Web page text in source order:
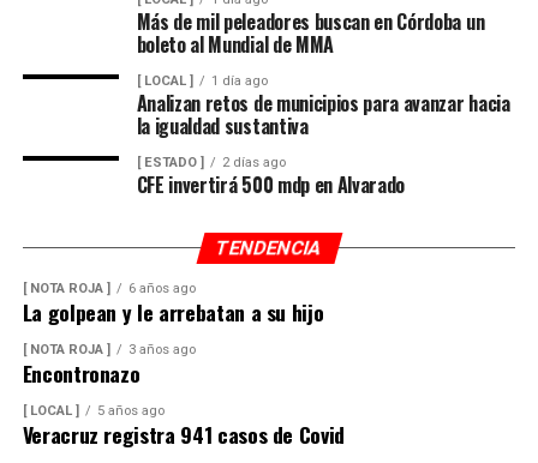
Más de mil peleadores buscan en Córdoba un
boleto al Mundial de MMA
[ LOCAL ] 1 día ago
Analizan retos de municipios para avanzar hacia
la igualdad sustantiva
[ ESTADO ] 2 días ago
CFE invertirá 500 mdp en Alvarado
TENDENCIA
[ NOTA ROJA ] 6 años ago
La golpean y le arrebatan a su hijo
[ NOTA ROJA ] 3 años ago
Encontronazo
[ LOCAL ] 5 años ago
Veracruz registra 941 casos de Covid